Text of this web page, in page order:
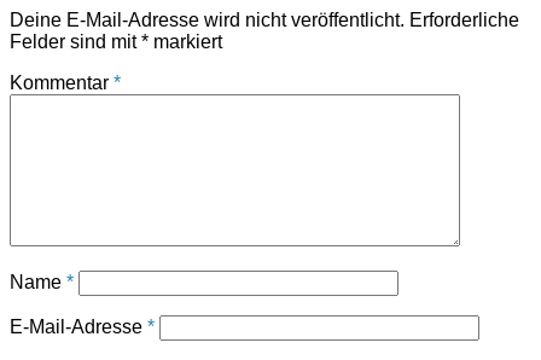
Deine E-Mail-Adresse wird nicht veröffentlicht. Erforderliche
Felder sind mit* markiert
Kommentar *
Name *
E-Mail-Adresse *